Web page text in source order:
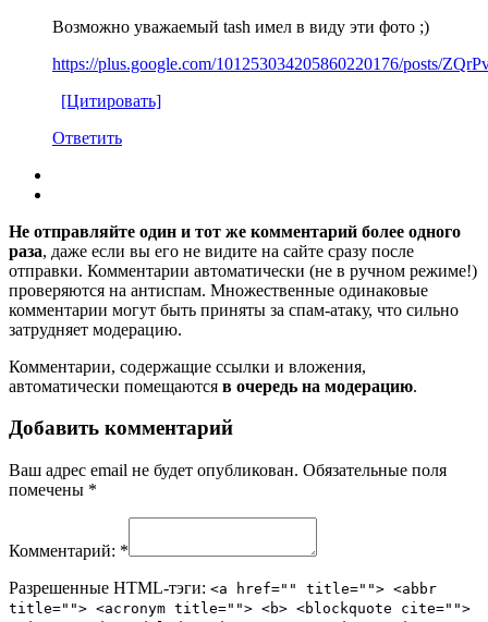
Возможно уважаемый tash имел в виду эти фото ;)
https://plus.google.com/101253034205860220176/posts/
[Цитировать]
Ответить
Не отправляйте один и тот же комментарий более одного
раза, даже если вы его не видите на сайте сразу после
отправки. Комментарии автоматически (не в ручном режиме!)
проверяются на антиспам. Множественные одинаковые
комментарии могут быть приняты за спам-атаку, что сильно
затрудняет модерацию.
Комментарии, содержащие ссылки и вложения,
автоматически помещаются в очередь на модерацию.
Добавить комментарий
Ваш адрес email не будет опубликован. Обязательные поля
помечены *
Комментарий: *
Разрешенные HTML-тэги: <a href="" title=""> <abbr
title=""> <acronym title=""> <b> <blockquote cite="">